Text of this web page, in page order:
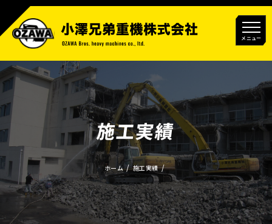
メニュー
施工実績
ホーム 施工実績